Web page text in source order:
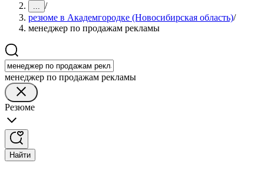
... /
резюме в Академгородке (Новосибирская область)/
менеджер по продажам рекламы
менеджер по продажам рекламы
Резюме
Найти